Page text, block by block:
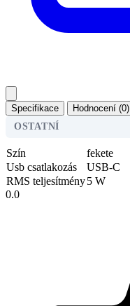
Specifikace
Hodnocení (0)
OSTATNÍ
Szín
fekete
Usb csatlakozás
USB-C
RMS teljesítmény5 W
0.0